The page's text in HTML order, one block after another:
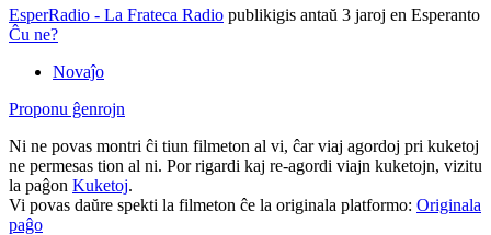
EsperRadio - La Frateca Radio publikigis antaŭ 3 jaroj en Esperanto
Ĉu ne?
Novaĵo
Proponu ĝenrojn
Ni ne povas montri ĉi tiun filmeton al vi, ĉar viaj agordoj pri kuketoj
ne permesas tion al ni. Por rigardi kaj re-agordi viajn kuketojn, vizitu
la paĝon Kuketoj.
Vi povas daŭre spekti la filmeton ĉe la originala platformo: Originala
paĝo